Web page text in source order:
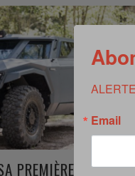
PREMIÈRE BOUGIE
Email